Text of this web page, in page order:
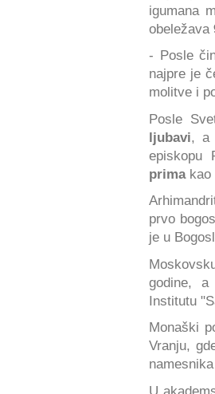
igumana
obeležava
- Posle
najpre je
molitve i
Posle
ljubavi, a
episkopu
prima kao
prvo
je u
godine, a
Institutu
Monaški
Vranju,
U